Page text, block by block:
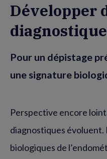
Développer
Pour un dépistage
une signature
Perspective encore
diagnostiques évoluent.
biologiques de